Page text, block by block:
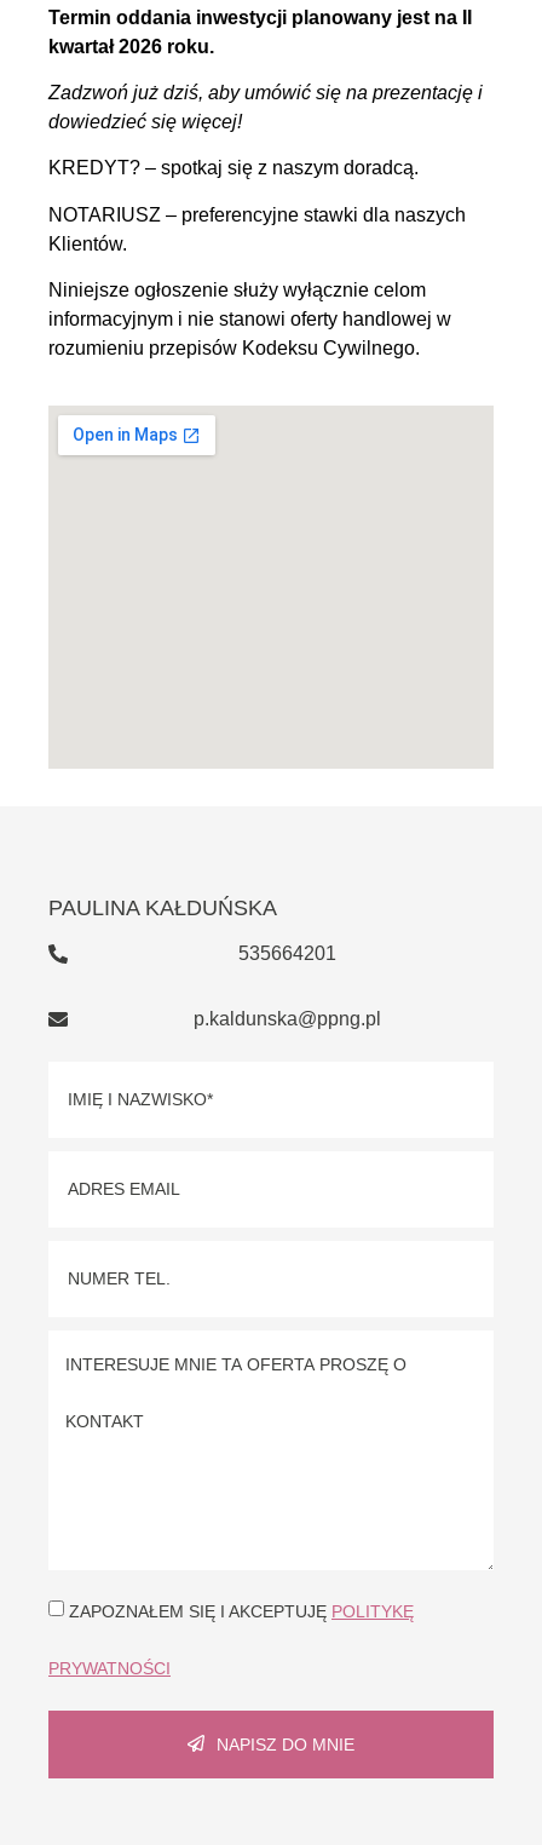
Termin oddania inwestycji planowany jest na II
kwartał 2026 roku.
Zadzwoń już dziś, aby umówić się na prezentację i
dowiedzieć się więcej!
KREDYT? – spotkaj się z naszym doradcą.
NOTARIUSZ – preferencyjne stawki dla naszych
Klientów.
Niniejsze ogłoszenie służy wyłącznie celom
informacyjnym i nie stanowi oferty handlowej w
rozumieniu przepisów Kodeksu Cywilnego.
PAULINA KAŁDUŃSKA
535664201
p.kaldunska@ppng.pl
ZAPOZNAŁEM SIĘ I AKCEPTUJĘ POLITYKĘ
PRYWATNOŚCI
NAPISZ DO MNIE